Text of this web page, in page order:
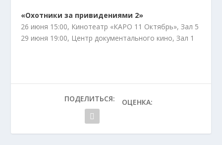
«Охотники за привидениями 2»
26 июня 15:00, Кинотеатр «КАРО 11 Октябрь», Зал 5
29 июня 19:00, Центр документального кино, Зал 1
ПОДЕЛИТЬСЯ: ОЦЕНКА: